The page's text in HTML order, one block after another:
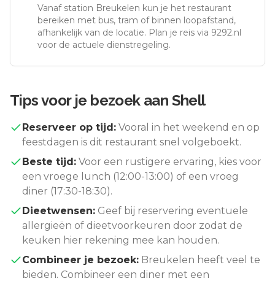
Vanaf station Breukelen kun je het restaurant
bereiken met bus, tram of binnen loopafstand,
afhankelijk van de locatie. Plan je reis via 9292.nl
voor de actuele dienstregeling.
Tips voor je bezoek aan Shell
Reserveer op tijd: Vooral in het weekend en op
feestdagen is dit restaurant snel volgeboekt.
Beste tijd: Voor een rustigere ervaring, kies voor
een vroege lunch (12:00-13:00) of een vroeg
diner (17:30-18:30).
Dieetwensen: Geef bij reservering eventuele
allergieën of dieetvoorkeuren door zodat de
keuken hier rekening mee kan houden.
Combineer je bezoek: Breukelen heeft veel te
bieden. Combineer een diner met een